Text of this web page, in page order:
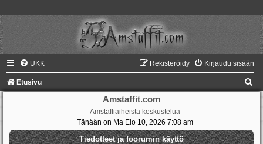
UKK Kirjaudu sisään
Rekisteröidy
Etusivu
Amstaffit.com
Amstaffiaiheista keskustelua
Tänään on Ma Elo 10, 2026 7:08 am
Tiedotteet ja foorumin käyttö